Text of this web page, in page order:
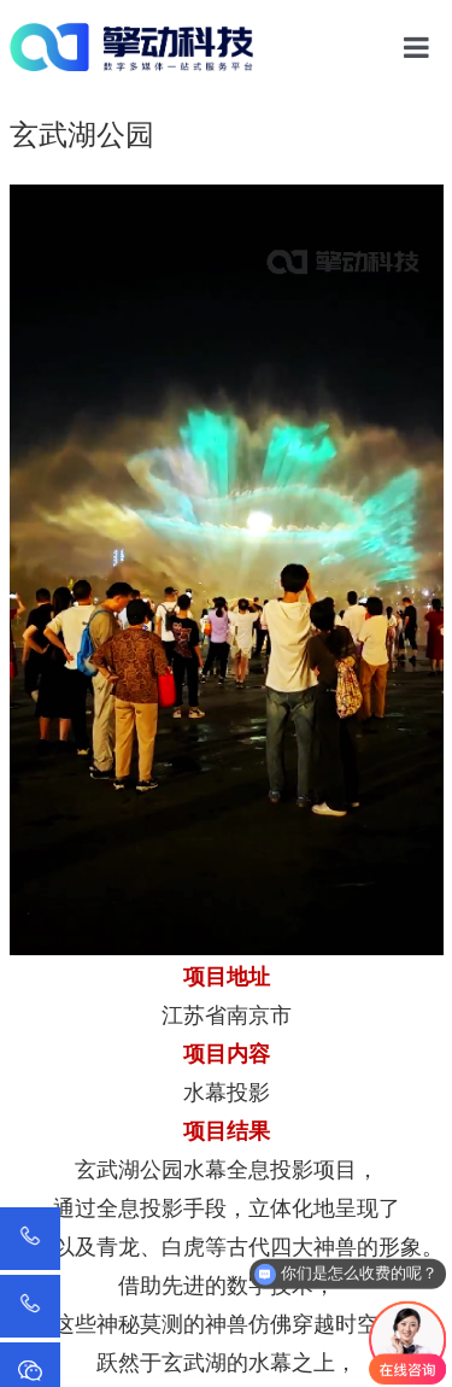
新闻资讯
关于我们
玄武湖公园
项目地址
江苏省南京市
项目内容
水幕投影
项目结果
玄武湖公园水幕全息投影项目，
通过全息投影手段，立体化地呈现了
鲜花以及青龙、白虎等古代四大神兽的形象。
借助先进的数字技术，
这些神秘莫测的神兽仿佛穿越时空，
跃然于玄武湖的水幕之上，
你们是怎么收费的呢？